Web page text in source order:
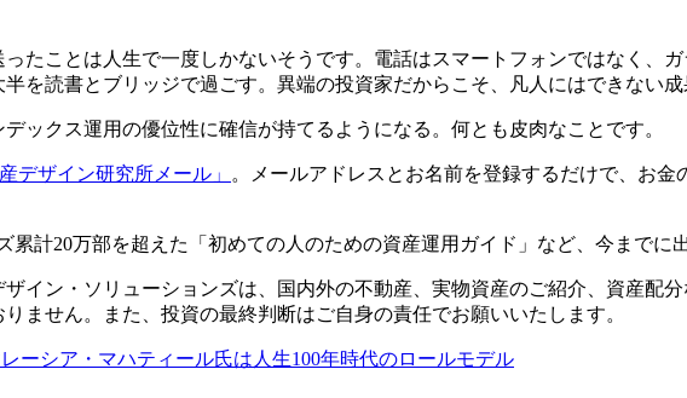
たことは人生で一度しかないそうです。電話はスマートフォンではなく、
を読書とブリッジで過ごす。異端の投資家だからこそ、凡人にはできない成
ックス運用の優位性に確信が持てるようになる。何とも皮肉なことです。
産デザイン研究所メール」
。メールアドレスとお名前を登録するだけで、お
累計20万部を超えた「初めての人のための資産運用ガイド」など、今までに
イン・ソリューションズは、国内外の不動産、実物資産のご紹介、資産配
ません。また、投資の最終判断はご自身の責任でお願いいたします。
ーシア・マハティール氏は人生100年時代のロールモデル